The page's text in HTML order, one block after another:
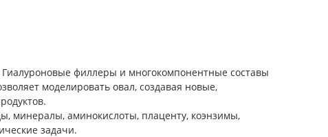
Гиалуроновые филлеры и многокомпонентные составы
моделировать овал, создавая новые,
минералы, аминокислоты, плаценту, коэнзимы,
задачи.